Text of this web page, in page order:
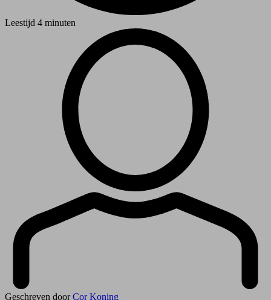
Leestijd 4 minuten
Geschreven door Cor Koning